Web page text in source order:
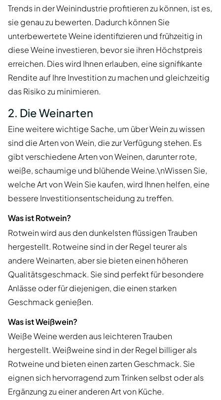
Trends in der Weinindustrie profitieren zu können, ist es,
sie genau zu bewerten. Dadurch können Sie
unterbewertete Weine identifizieren und frühzeitig in
diese Weine investieren, bevor sie ihren Höchstpreis
erreichen. Dies wird Ihnen erlauben, eine signifikante
Rendite auf Ihre Investition zu machen und gleichzeitig
das Risiko zu minimieren.
2. Die Weinarten
Eine weitere wichtige Sache, um über Wein zu wissen
sind die Arten von Wein, die zur Verfügung stehen. Es
gibt verschiedene Arten von Weinen, darunter rote,
weiße, schaumige und blühende Weine.\nWissen Sie,
welche Art von Wein Sie kaufen, wird Ihnen helfen, eine
bessere Investitionsentscheidung zu treffen.
Was ist Rotwein?
Rotwein wird aus den dunkelsten flüssigen Trauben
hergestellt. Rotweine sind in der Regel teurer als
andere Weinarten, aber sie bieten einen höheren
Qualitätsgeschmack. Sie sind perfekt für besondere
Anlässe oder für diejenigen, die einen starken
Geschmack genießen.
Was ist Weißwein?
Weiße Weine werden aus leichteren Trauben
hergestellt. Weißweine sind in der Regel billiger als
Rotweine und bieten einen zarten Geschmack. Sie
eignen sich hervorragend zum Trinken selbst oder als
Ergänzung zu einer anderen Art von Küche.